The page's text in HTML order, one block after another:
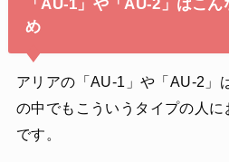
め
アリアの「AU-1」や「AU-2」
の中でもこういうタイプの人
です。